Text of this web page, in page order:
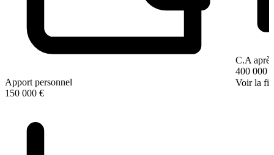
Apport personnel
150 000 €
C.A
400 000 €
Voir la